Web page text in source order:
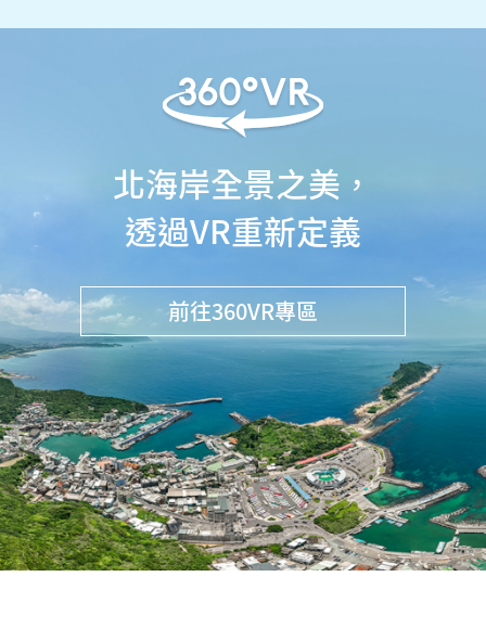
北海岸全景之美，
透過VR重新定義
前往360VR專區